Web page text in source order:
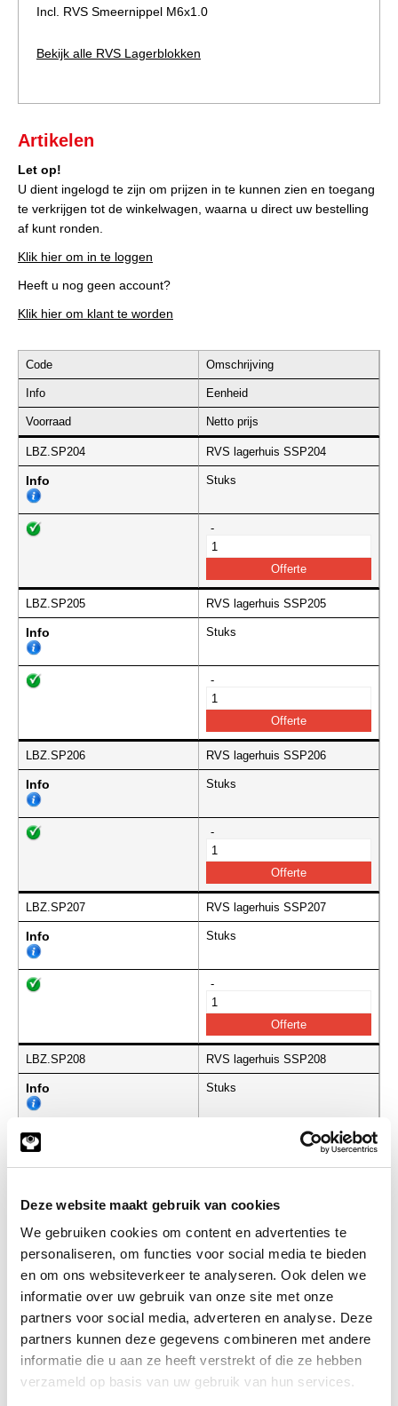
Deze website maakt gebruik van cookies
We gebruiken cookies om content en advertenties te
personaliseren, om functies voor social media te bieden
en om ons websiteverkeer te analyseren. Ook delen we
informatie over uw gebruik van onze site met onze
partners voor social media, adverteren en analyse. Deze
partners kunnen deze gegevens combineren met andere
informatie die u aan ze heeft verstrekt of die ze hebben
verzameld op basis van uw gebruik van hun services.
Incl. RVS Smeernippel M6x1.0
Bekijk alle RVS Lagerblokken
Artikelen
Let op!
U dient ingelogd te zijn om prijzen in te kunnen zien en toegang
te verkrijgen tot de winkelwagen, waarna u direct uw bestelling
af kunt ronden.
Klik hier om in te loggen
Heeft u nog geen account?
Klik hier om klant te worden
Code Omschrijving
Info Eenheid
Voorraad Netto prijs
LBZ.SP204 RVS lagerhuis SSP204
Info Stuks
-
LBZ.SP205 RVS lagerhuis SSP205
Info Stuks
-
LBZ.SP206 RVS lagerhuis SSP206
Info Stuks
-
LBZ.SP207 RVS lagerhuis SSP207
Info Stuks
-
LBZ.SP208 RVS lagerhuis SSP208
Info Stuks
LBZ.SP209 RVS lagerhuis SSP209
Info Stuks
LBZ.SP210 RVS lagerhuis SSP210